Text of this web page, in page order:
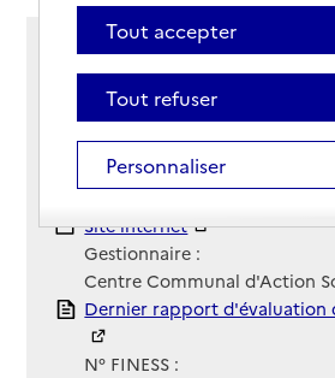
18 rue de la Vallée Monnaie
86000 - Poitiers
Téléphone :
05 49 52 38 25
Contact
Site Internet
Site internet
Gestionnaire :
Centre Communal d'Action
Rapport HAS
Dernier rapport d'évaluation
N° FINESS :
Tout accepter
Tout refuser
Personnaliser